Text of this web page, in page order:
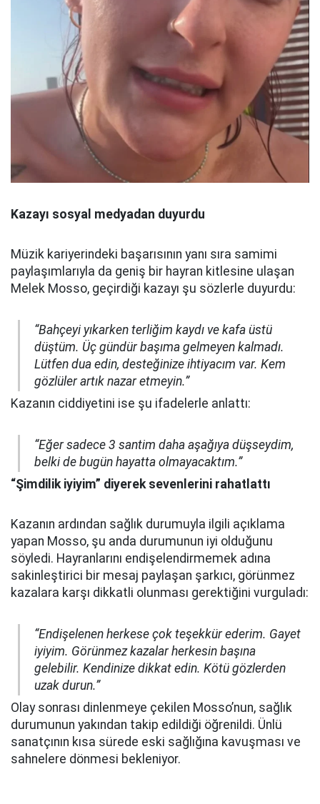
Kazayı sosyal medyadan duyurdu
Müzik kariyerindeki başarısının yanı sıra samimi
paylaşımlarıyla da geniş bir hayran kitlesine ulaşan
Melek Mosso, geçirdiği kazayı şu sözlerle duyurdu:
“Bahçeyi yıkarken terliğim kaydı ve kafa üstü
düştüm. Üç gündür başıma gelmeyen kalmadı.
Lütfen dua edin, desteğinize ihtiyacım var. Kem
gözlüler artık nazar etmeyin.”
Kazanın ciddiyetini ise şu ifadelerle anlattı:
“Eğer sadece 3 santim daha aşağıya düşseydim,
belki de bugün hayatta olmayacaktım.”
“Şimdilik iyiyim” diyerek sevenlerini rahatlattı
Kazanın ardından sağlık durumuyla ilgili açıklama
yapan Mosso, şu anda durumunun iyi olduğunu
söyledi. Hayranlarını endişelendirmemek adına
sakinleştirici bir mesaj paylaşan şarkıcı, görünmez
kazalara karşı dikkatli olunması gerektiğini vurguladı:
“Endişelenen herkese çok teşekkür ederim. Gayet
iyiyim. Görünmez kazalar herkesin başına
gelebilir. Kendinize dikkat edin. Kötü gözlerden
uzak durun.”
Olay sonrası dinlenmeye çekilen Mosso’nun, sağlık
durumunun yakından takip edildiği öğrenildi. Ünlü
sanatçının kısa sürede eski sağlığına kavuşması ve
sahnelere dönmesi bekleniyor.